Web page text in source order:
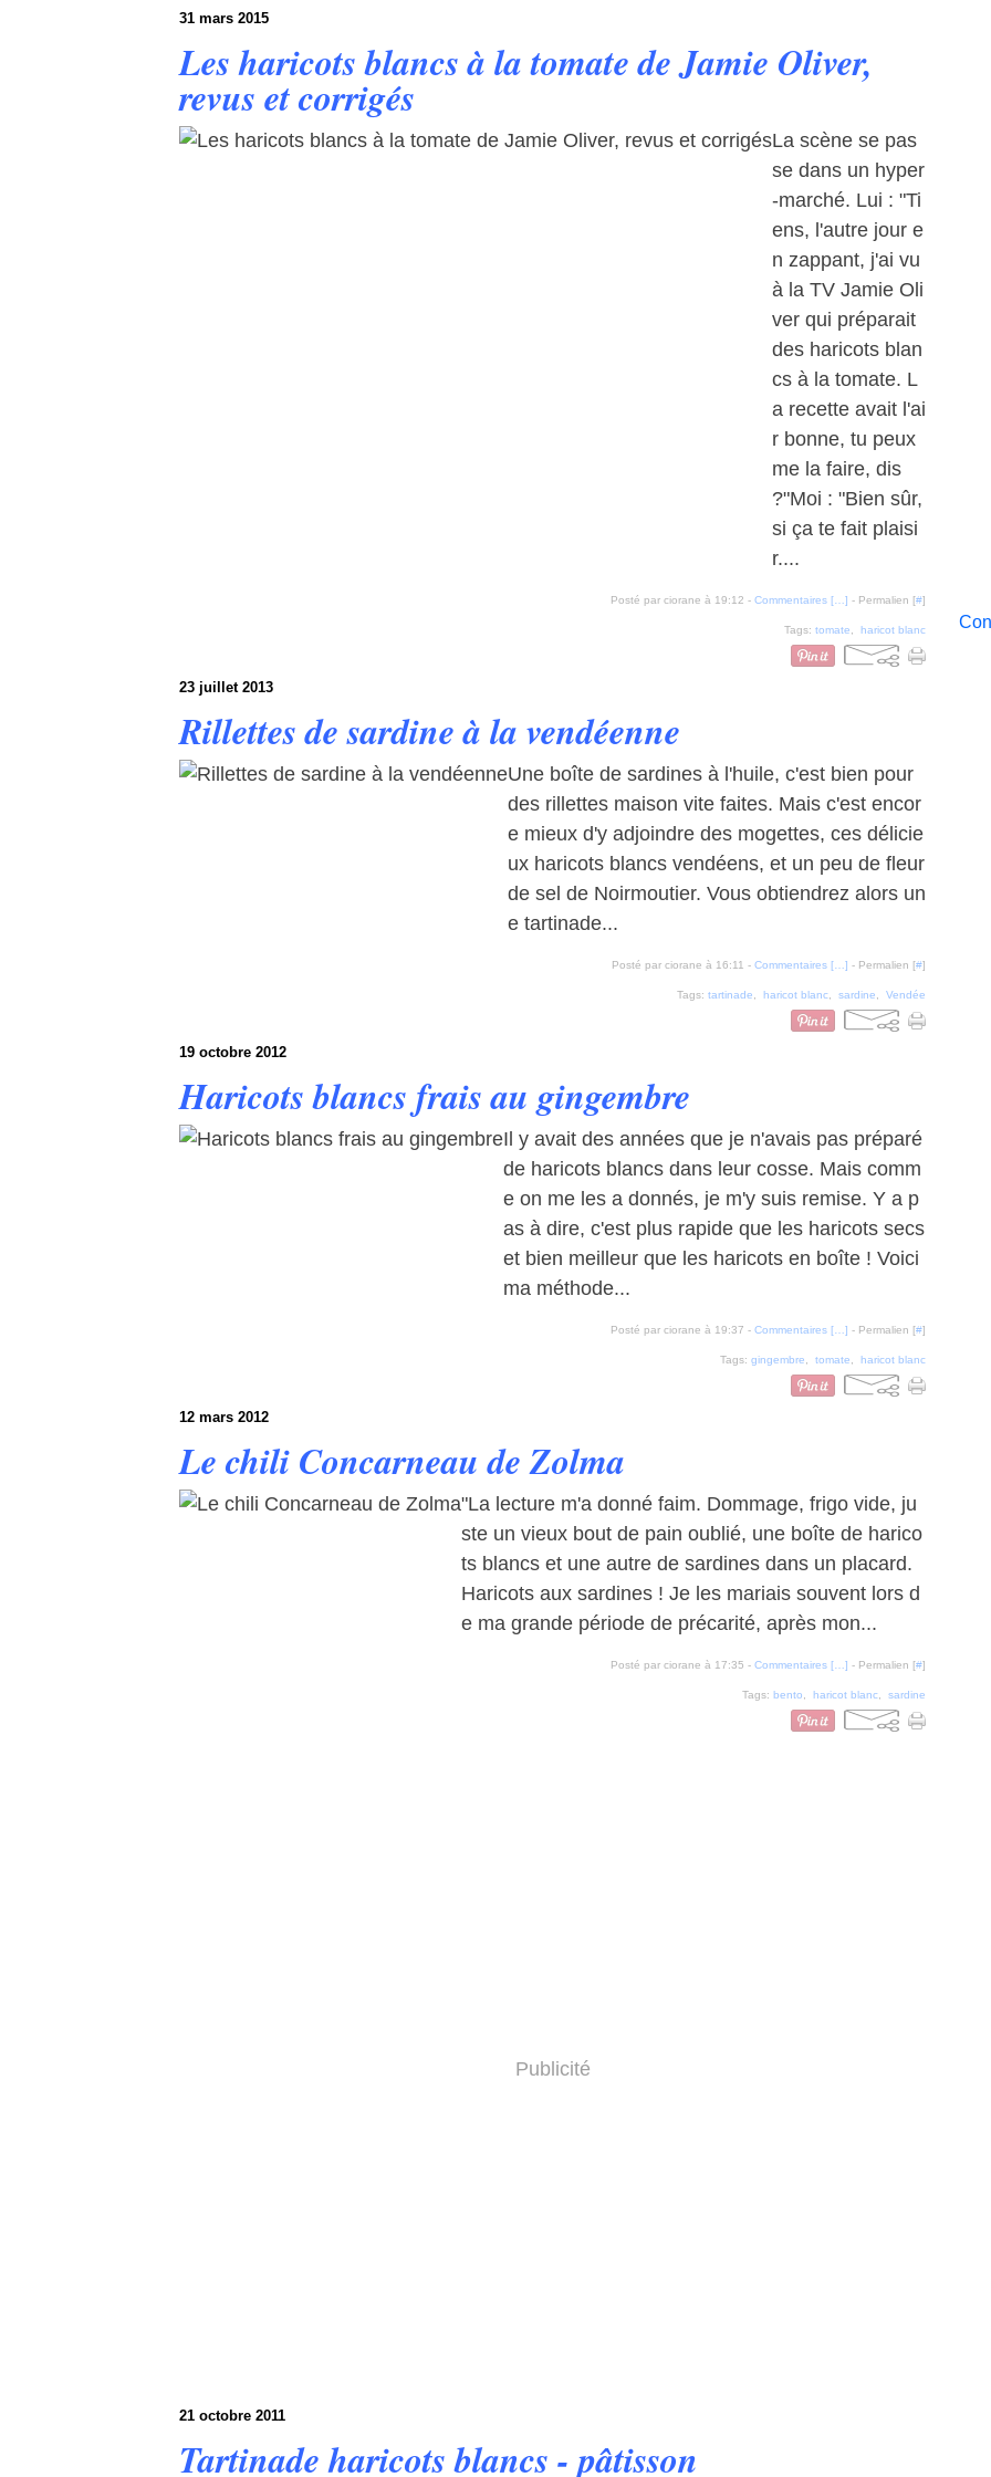
31 mars 2015
Les haricots blancs à la tomate de Jamie Oliver,
revus et corrigés
La scène se pas
se dans un hyper
-marché. Lui : "Ti
ens, l'autre jour e
n zappant, j'ai vu
à la TV Jamie Oli
ver qui préparait
des haricots blan
cs à la tomate. L
a recette avait l'ai
r bonne, tu peux
me la faire, dis
?"Moi : "Bien sûr,
si ça te fait plaisi
r....
Posté par ciorane à 19:12 - Commentaires [ ] - Permalien [#]
Tags: tomate haricot blanc
23 juillet 2013
Rillettes de sardine à la vendéenne
Une boîte de sardines à l'huile, c'est bien pour
des rillettes maison vite faites. Mais c'est encor
e mieux d'y adjoindre des mogettes, ces délicie
ux haricots blancs vendéens, et un peu de fleur
de sel de Noirmoutier. Vous obtiendrez alors un
e tartinade...
Posté par ciorane à 16:11 - Commentaires [ ] - Permalien [#]
Tags: tartinade haricot blanc sardine Vendée
19 octobre 2012
Haricots blancs frais au gingembre
Il y avait des années que je n'avais pas préparé
de haricots blancs dans leur cosse. Mais comm
e on me les a donnés, je m'y suis remise. Y a p
as à dire, c'est plus rapide que les haricots secs
et bien meilleur que les haricots en boîte ! Voici
ma méthode...
Posté par ciorane à 19:37 - Commentaires [ ] - Permalien [#]
Tags: gingembre tomate haricot blanc
12 mars 2012
Le chili Concarneau de Zolma
"La lecture m'a donné faim. Dommage, frigo vide, ju
ste un vieux bout de pain oublié, une boîte de harico
ts blancs et une autre de sardines dans un placard.
Haricots aux sardines ! Je les mariais souvent lors d
e ma grande période de précarité, après mon...
Posté par ciorane à 17:35 - Commentaires [ ] - Permalien [#]
Tags: bento haricot blanc sardine
Publicité
21 octobre 2011
Tartinade haricots blancs - pâtisson